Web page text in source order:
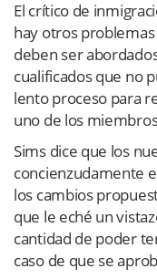
El crítico de
hay otros
deben ser
cualificados que no
lento proceso para
uno de los
Sims dice que los
concienzudamente
los cambios
que le eché un
cantidad de poder
caso de que se